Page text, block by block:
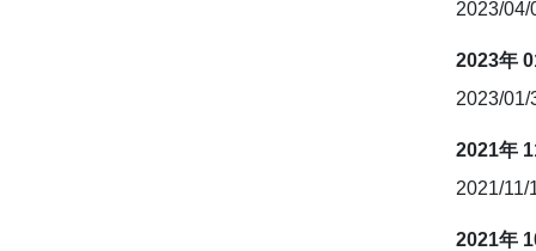
2023/04/
2023年
2023/01/
2021年
2021/11/
2021年